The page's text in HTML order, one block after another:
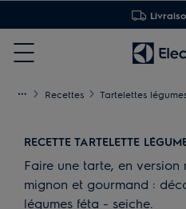
Menu
Recettes Tartelettes
RECETTE TARTELETTE
Faire une tarte, en version
mignon et gourmand :
légumes féta - seiche.